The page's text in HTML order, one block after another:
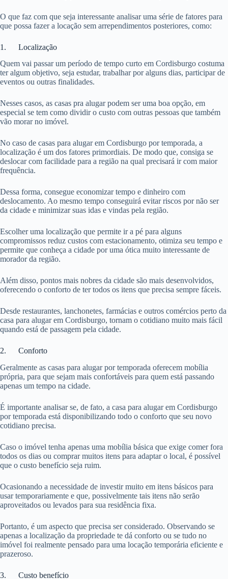
O que faz com que seja interessante analisar uma série de fatores para
que possa fazer a locação sem arrependimentos posteriores, como:
1. Localização
Quem vai passar um período de tempo curto em Cordisburgo costuma
ter algum objetivo, seja estudar, trabalhar por alguns dias, participar de
eventos ou outras finalidades.
Nesses casos, as casas pra alugar podem ser uma boa opção, em
especial se tem como dividir o custo com outras pessoas que também
vão morar no imóvel.
No caso de casas para alugar em Cordisburgo por temporada, a
localização é um dos fatores primordiais. De modo que, consiga se
deslocar com facilidade para a região na qual precisará ir com maior
frequência.
Dessa forma, consegue economizar tempo e dinheiro com
deslocamento. Ao mesmo tempo conseguirá evitar riscos por não ser
da cidade e minimizar suas idas e vindas pela região.
Escolher uma localização que permite ir a pé para alguns
compromissos reduz custos com estacionamento, otimiza seu tempo e
permite que conheça a cidade por uma ótica muito interessante de
morador da região.
Além disso, pontos mais nobres da cidade são mais desenvolvidos,
oferecendo o conforto de ter todos os itens que precisa sempre fáceis.
Desde restaurantes, lanchonetes, farmácias e outros comércios perto da
casa para alugar em Cordisburgo, tornam o cotidiano muito mais fácil
quando está de passagem pela cidade.
2. Conforto
Geralmente as casas para alugar por temporada oferecem mobília
própria, para que sejam mais confortáveis para quem está passando
apenas um tempo na cidade.
É importante analisar se, de fato, a casa para alugar em Cordisburgo
por temporada está disponibilizando todo o conforto que seu novo
cotidiano precisa.
Caso o imóvel tenha apenas uma mobília básica que exige comer fora
todos os dias ou comprar muitos itens para adaptar o local, é possível
que o custo benefício seja ruim.
Ocasionando a necessidade de investir muito em itens básicos para
usar temporariamente e que, possivelmente tais itens não serão
aproveitados ou levados para sua residência fixa.
Portanto, é um aspecto que precisa ser considerado. Observando se
apenas a localização da propriedade te dá conforto ou se tudo no
imóvel foi realmente pensado para uma locação temporária eficiente e
prazeroso.
3. Custo benefício